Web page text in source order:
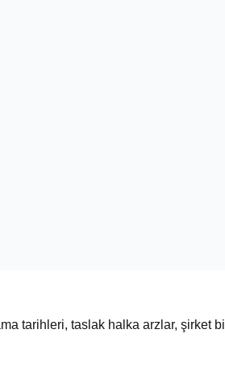
tarihleri, taslak halka arzlar, şirket